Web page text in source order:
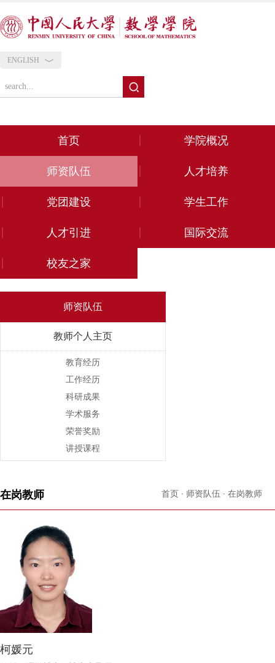
ENGLISH
首页 学院概况
师资队伍 人才培养
党团建设 学生工作
人才引进 国际交流
校友之家
师资队伍
教师个人主页
教育经历
工作经历
科研成果
学术服务
荣誉奖励
讲授课程
在岗教师 首页 · 师资队伍 · 在岗教师
柯媛元